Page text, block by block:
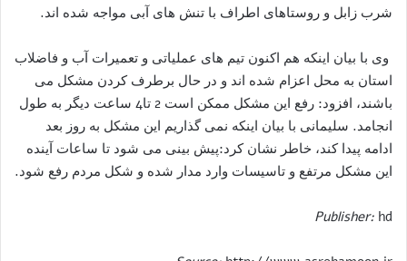
شرب زابل و روستاهای اطراف با تنش های آبی مواجه شده اند.
وی با بیان اینکه هم اکنون تیم های عملیاتی و تعمیرات آب و فاضلاب
استان به محل اعزام شده اند و در حال برطرف کردن مشکل می
باشند، افزود: رفع این مشکل ممکن است 2 تا4 ساعت دیگر به طول
انجامد. سلیمانی با بیان اینکه نمی گذاریم این مشکل به روز بعد
ادامه پیدا کند، خاطر نشان کرد:پیش بینی می شود تا ساعات آینده
این مشکل مرتفع و تاسیسات وارد مدار شده و شکل مردم رفع شود.
Publisher: hd